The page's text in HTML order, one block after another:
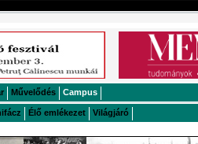
Művelődés Campus
Élő emlékezet Világjáró